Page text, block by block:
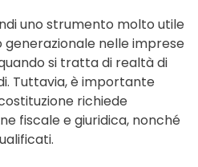
uno strumento molto utile
nelle imprese
si tratta di realtà di
Tuttavia, è importante
richiede
fiscale e giuridica, nonché